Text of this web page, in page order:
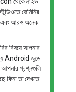
জেমিনির
এবং আরও অনেক
বিষয়ে আপনার
Android জুড়ে
আপনার প্রশ্নগুলি
কিনা তা দেখতে